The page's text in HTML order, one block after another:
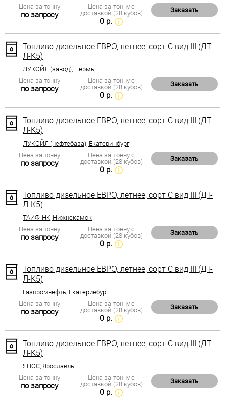
Цена за тонну
по запросу
Цена за тонну с
доставкой (28 кубов)
0 р.
Заказать
Топливо дизельное ЕВРО, летнее, сорт С вид III (ДТ-
Л-К5)
ЛУКОЙЛ (завод), Пермь
Цена за тонну
по запросу
Цена за тонну с
доставкой (28 кубов)
0 р.
Заказать
Топливо дизельное ЕВРО, летнее, сорт С вид III (ДТ-
Л-К5)
ЛУКОЙЛ (нефтебаза), Екатеринбург
Цена за тонну
по запросу
Цена за тонну с
доставкой (28 кубов)
0 р.
Заказать
Топливо дизельное ЕВРО, летнее, сорт С вид III (ДТ-
Л-К5)
ТАИФ-НК, Нижнекамск
Цена за тонну
по запросу
Цена за тонну с
доставкой (28 кубов)
0 р.
Заказать
Топливо дизельное ЕВРО, летнее, сорт С вид III (ДТ-
Л-К5)
Газпромнефть, Екатеринбург
Цена за тонну
по запросу
Цена за тонну с
доставкой (28 кубов)
0 р.
Заказать
Топливо дизельное ЕВРО, летнее, сорт С вид III (ДТ-
Л-К5)
ЯНОС, Ярославль
Цена за тонну
по запросу
Цена за тонну с
доставкой (28 кубов)
0 р.
Заказать